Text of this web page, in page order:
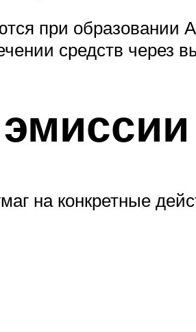
при образовании
средств через
на конкретные